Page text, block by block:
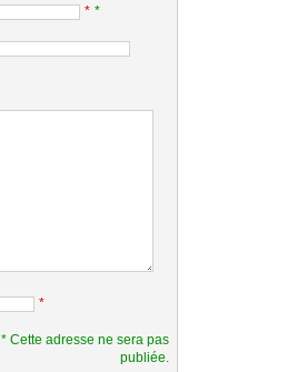
* *
*
* Cette adresse ne sera pas
publiée.